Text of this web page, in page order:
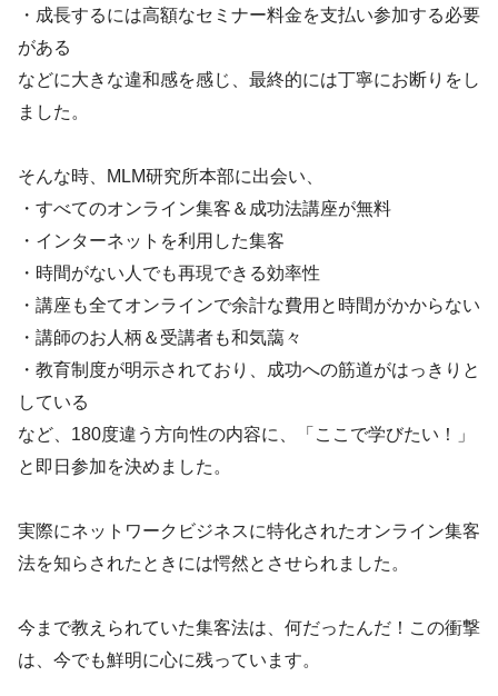
・成長するには高額なセミナー料金を支払い参加する必要
がある
などに大きな違和感を感じ、最終的には丁寧にお断りをし
ました。
そんな時、MLM研究所本部に出会い、
・すべてのオンライン集客＆成功法講座が無料
・インターネットを利用した集客
・時間がない人でも再現できる効率性
・講座も全てオンラインで余計な費用と時間がかからない
・講師のお人柄＆受講者も和気藹々
・教育制度が明示されており、成功への筋道がはっきりと
している
など、180度違う方向性の内容に、「ここで学びたい！」
と即日参加を決めました。
実際にネットワークビジネスに特化されたオンライン集客
法を知らされたときには愕然とさせられました。
今まで教えられていた集客法は、何だったんだ！この衝撃
は、今でも鮮明に心に残っています。